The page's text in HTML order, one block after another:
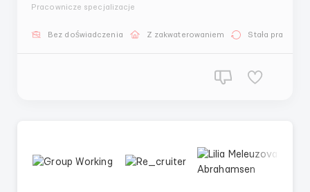
обязательно, русскоязычный коллектив. Работа 5- 6
Pracownicze specjalizacje
Bez doświadczenia Z zakwaterowaniem Stała praca